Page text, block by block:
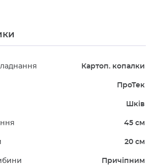
Картоп. копалки
ПроТек
Шків
45 см
20 см
Причіпним